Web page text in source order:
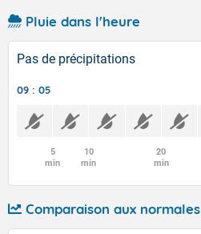
Pluie dans l'heure
Pas de précipitations
09 : 05
5
min
10
min
20
min
Comparaison aux normales